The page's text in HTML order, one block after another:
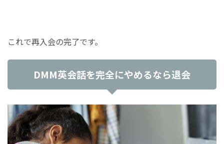
これで再入会の完了です。
DMM英会話を完全にやめるなら退会